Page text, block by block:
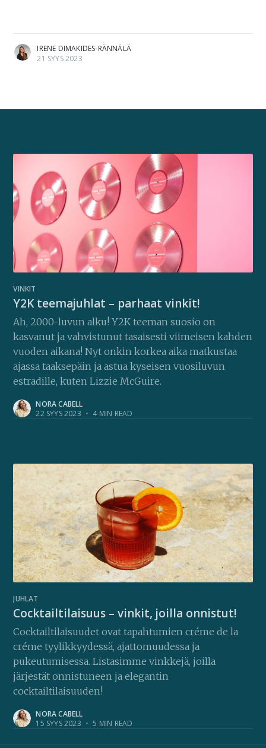
IRENE DIMAKIDES-RÄNNÄLÄ
21 SYYS 2023
VINKIT
Y2K teemajuhlat – parhaat vinkit!
Ah, 2000-luvun alku! Y2K teeman suosio on
kasvanut ja vahvistunut tasaisesti viimeisen kahden
vuoden aikana! Nyt onkin korkea aika matkustaa
ajassa taaksepäin ja astua kyseisen vuosiluvun
estradille, kuten Lizzie McGuire.
NORA CABELL
22 SYYS 2023 • 4 MIN READ
JUHLAT
Cocktailtilaisuus – vinkit, joilla onnistut!
Cocktailtilaisuudet ovat tapahtumien créme de la
créme tyylikkyydessä, ajattomuudessa ja
pukeutumisessa. Listasimme vinkkejä, joilla
järjestät onnistuneen ja elegantin
cocktailtilaisuuden!
NORA CABELL
15 SYYS 2023 • 5 MIN READ